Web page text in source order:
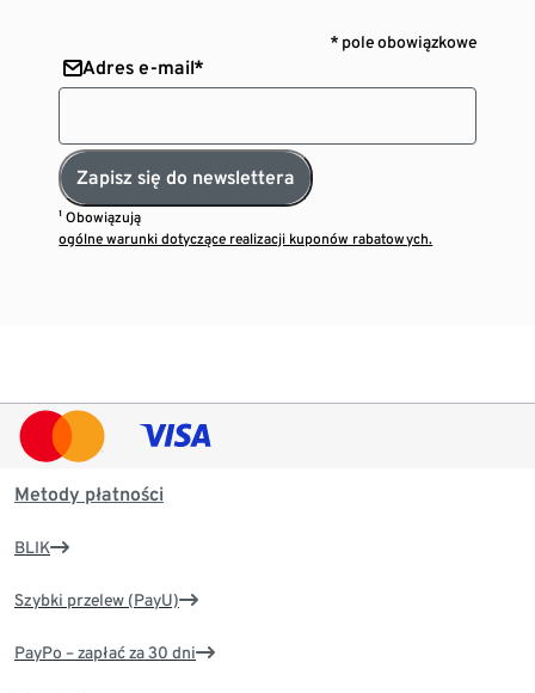
* pole obowiązkowe
Adres e-mail*
Zapisz się do newslettera
¹ Obowiązują
ogólne warunki dotyczące realizacji kuponów rabatowych.
Metody płatności
BLIK
Szybki przelew (PayU)
PayPo – zapłać za 30 dni